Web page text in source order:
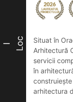
I Loc
Situat în
Arhitectură
servicii
în
arhitectura